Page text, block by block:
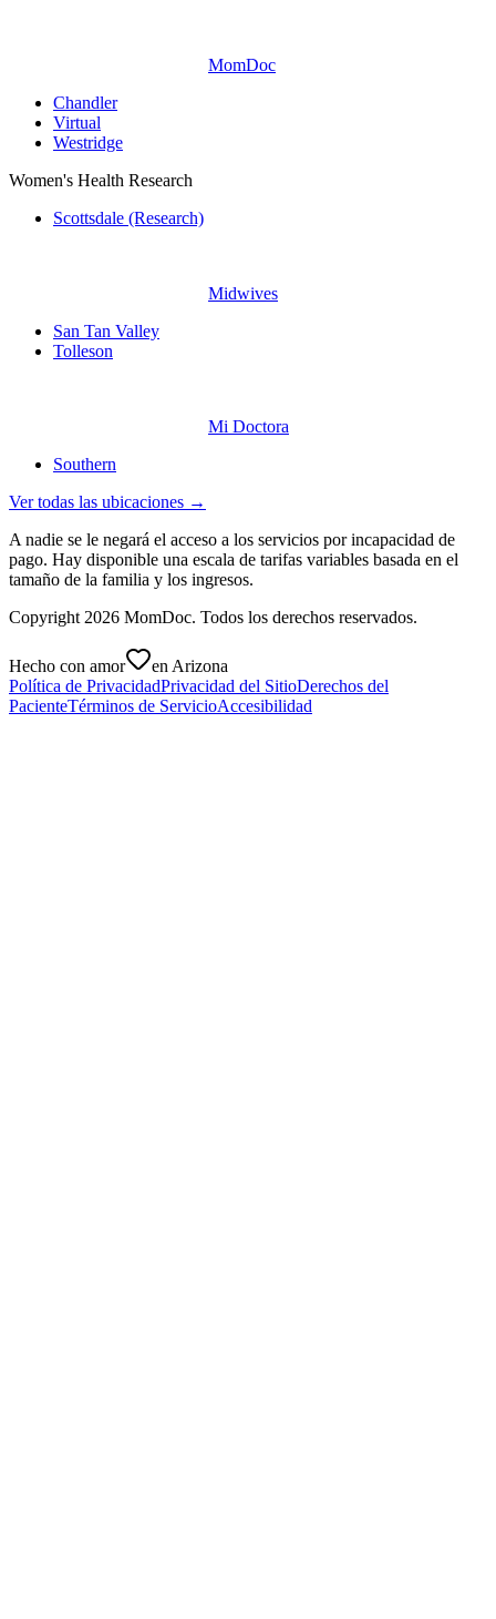
MomDoc
Chandler
Virtual
Westridge
Women's Health Research
Scottsdale (Research)
Midwives
San Tan Valley
Tolleson
Mi Doctora
Southern
Ver todas las ubicaciones →
A nadie se le negará el acceso a los servicios por incapacidad de
pago. Hay disponible una escala de tarifas variables basada en el
tamaño de la familia y los ingresos.
Copyright 2026 MomDoc. Todos los derechos reservados.
Hecho con amor
en Arizona
Política de PrivacidadPrivacidad del SitioDerechos del
PacienteTérminos de ServicioAccesibilidad